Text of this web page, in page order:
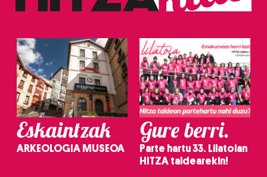
Eskaintzak
ARKEOLOGIA MUSEOA
Gure berri.
Parte hartu 33. Lilatoian
HITZA taldearekin!